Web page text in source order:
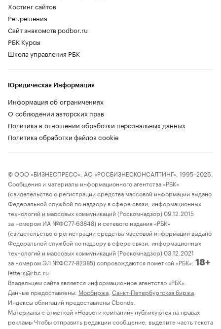
Хостинг сайтов
Рег.решения
Сайт знакомств podbor.ru
РБК Курсы
Школа управления РБК
Юридическая Информация
Информация об ограничениях
О соблюдении авторских прав
Политика в отношении обработки персональных данных
Политика обработки файлов cookie
© ООО «БИЗНЕСПРЕСС», АО «РОСБИЗНЕСКОНСАЛТИНГ», 1995–2026.
Сообщения и материалы информационного агентства «РБК»
(свидетельство о регистрации средства массовой информации выдано
Федеральной службой по надзору в сфере связи, информационных
технологий и массовых коммуникаций (Роскомнадзор) 09.12.2015
за номером ИА №ФС77-63848) и сетевого издания «РБК»
(свидетельство о регистрации средства массовой информации выдано
Федеральной службой по надзору в сфере связи, информационных
технологий и массовых коммуникаций (Роскомнадзор) 03.12.2021
за номером ЭЛ №ФС77-82385) сопровождаются пометкой «РБК». 18+
letters@rbc.ru
Владельцем сайта является информационное агентство «РБК».
Данные предоставлены: Мосбиржа Санкт-Петербургская биржа
Индексы облигаций предоставлены Cbonds.
Материалы с отметкой «Новости компаний» публикуются на правах
рекламы Чтобы отправить редакции сообщение, выделите часть текста